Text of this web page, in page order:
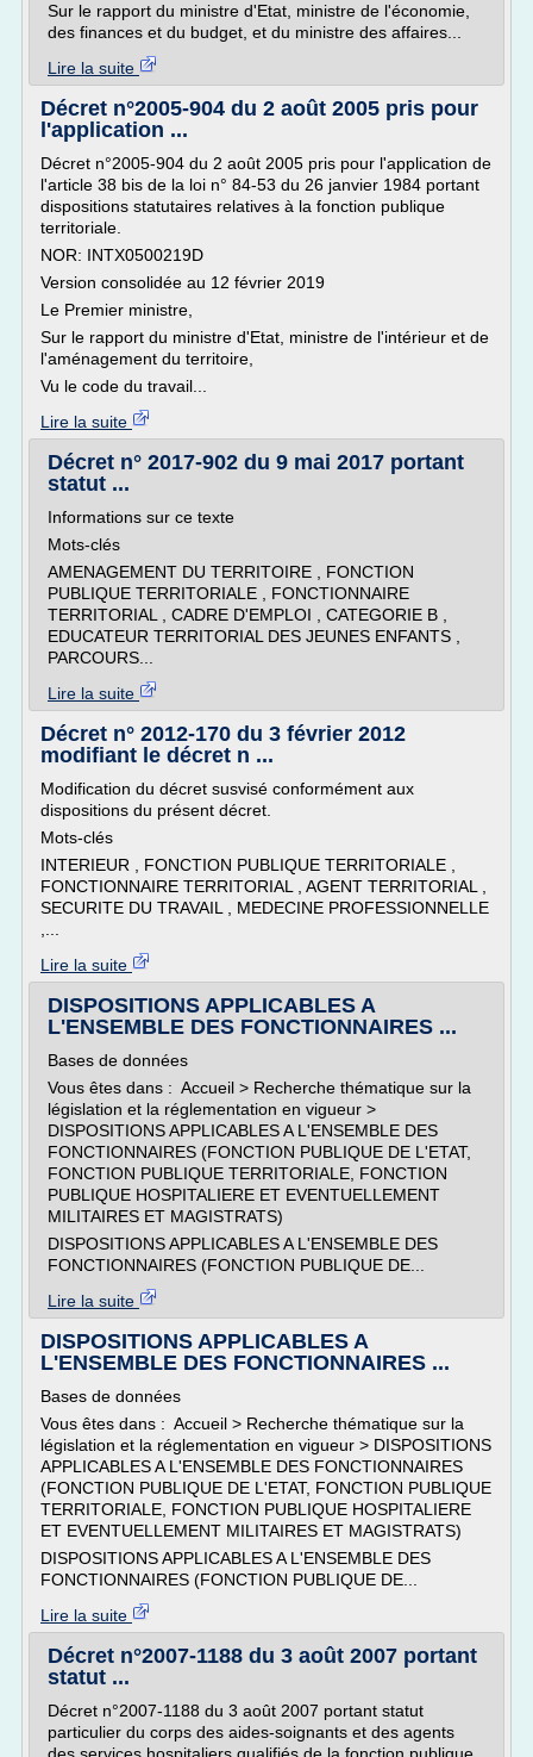
Sur le rapport du ministre d'Etat, ministre de l'économie,
des finances et du budget, et du ministre des affaires...
Lire la suite
Décret n°2005-904 du 2 août 2005 pris pour
l'application ...
Décret n°2005-904 du 2 août 2005 pris pour l'application de
l'article 38 bis de la loi n° 84-53 du 26 janvier 1984 portant
dispositions statutaires relatives à la fonction publique
territoriale.
NOR: INTX0500219D
Version consolidée au 12 février 2019
Le Premier ministre,
Sur le rapport du ministre d'Etat, ministre de l'intérieur et de
l'aménagement du territoire,
Vu le code du travail...
Lire la suite
Décret n° 2017-902 du 9 mai 2017 portant
statut ...
Informations sur ce texte
Mots-clés
AMENAGEMENT DU TERRITOIRE , FONCTION
PUBLIQUE TERRITORIALE , FONCTIONNAIRE
TERRITORIAL , CADRE D'EMPLOI , CATEGORIE B ,
EDUCATEUR TERRITORIAL DES JEUNES ENFANTS ,
PARCOURS...
Lire la suite
Décret n° 2012-170 du 3 février 2012
modifiant le décret n ...
Modification du décret susvisé conformément aux
dispositions du présent décret.
Mots-clés
INTERIEUR , FONCTION PUBLIQUE TERRITORIALE ,
FONCTIONNAIRE TERRITORIAL , AGENT TERRITORIAL ,
SECURITE DU TRAVAIL , MEDECINE PROFESSIONNELLE
Lire la suite
DISPOSITIONS APPLICABLES A
L'ENSEMBLE DES FONCTIONNAIRES ...
Bases de données
Vous êtes dans : Accueil > Recherche thématique sur la
législation et la réglementation en vigueur >
DISPOSITIONS APPLICABLES A L'ENSEMBLE DES
FONCTIONNAIRES (FONCTION PUBLIQUE DE L'ETAT,
FONCTION PUBLIQUE TERRITORIALE, FONCTION
PUBLIQUE HOSPITALIERE ET EVENTUELLEMENT
MILITAIRES ET MAGISTRATS)
DISPOSITIONS APPLICABLES A L'ENSEMBLE DES
FONCTIONNAIRES (FONCTION PUBLIQUE DE...
Lire la suite
DISPOSITIONS APPLICABLES A
L'ENSEMBLE DES FONCTIONNAIRES ...
Bases de données
Vous êtes dans : Accueil > Recherche thématique sur la
législation et la réglementation en vigueur > DISPOSITIONS
APPLICABLES A L'ENSEMBLE DES FONCTIONNAIRES
(FONCTION PUBLIQUE DE L'ETAT, FONCTION PUBLIQUE
TERRITORIALE, FONCTION PUBLIQUE HOSPITALIERE
ET EVENTUELLEMENT MILITAIRES ET MAGISTRATS)
DISPOSITIONS APPLICABLES A L'ENSEMBLE DES
FONCTIONNAIRES (FONCTION PUBLIQUE DE...
Lire la suite
Décret n°2007-1188 du 3 août 2007 portant
statut ...
Décret n°2007-1188 du 3 août 2007 portant statut
particulier du corps des aides-soignants et des agents